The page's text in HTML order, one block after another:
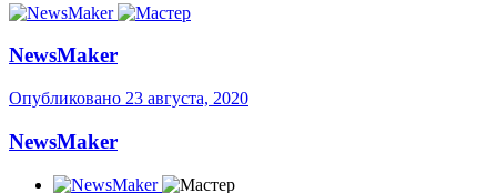
NewsMaker
Опубликовано 23 августа, 2020
NewsMaker